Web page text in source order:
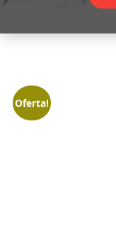
Oferta!